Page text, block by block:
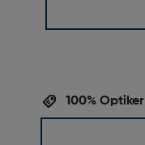
100% Optiker